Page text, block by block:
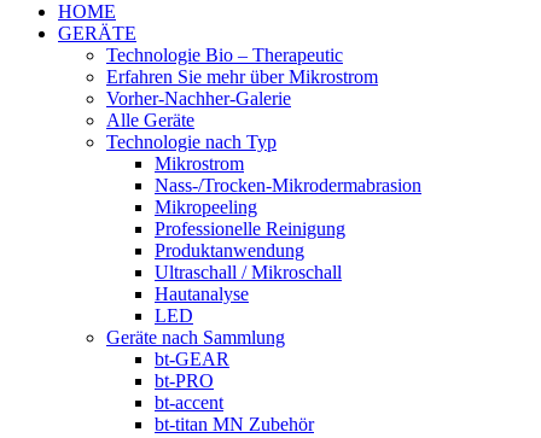
HOME
GERÄTE
Technologie Bio – Therapeutic
Erfahren Sie mehr über Mikrostrom
Vorher-Nachher-Galerie
Alle Geräte
Technologie nach Typ
Mikrostrom
Nass-/Trocken-Mikrodermabrasion
Mikropeeling
Professionelle Reinigung
Produktanwendung
Ultraschall / Mikroschall
Hautanalyse
LED
Geräte nach Sammlung
bt-GEAR
bt-PRO
bt-accent
bt-titan MN Zubehör